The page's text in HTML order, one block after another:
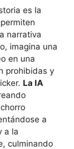
es la
permiten
narrativa
imagina una
en una
prohibidas y
La IA
a
a la
culminando